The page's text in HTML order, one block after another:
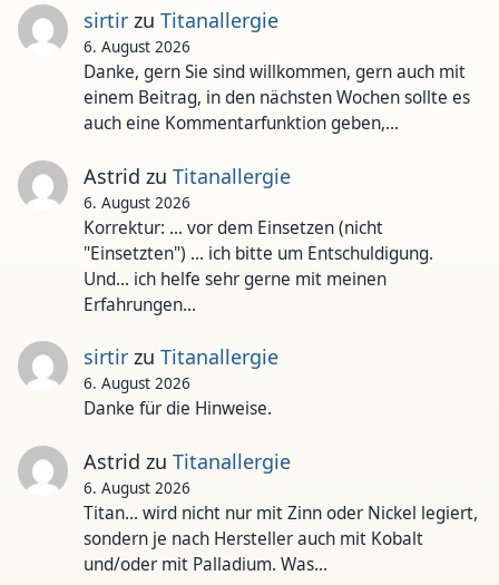
sirtirzu Titanallergie
6. August 2026
Danke, gern Sie sind willkommen, gern auch mit
einem Beitrag, in den nächsten Wochen sollte es
auch eine Kommentarfunktion geben,…
Astrid zu Titanallergie
6. August 2026
Korrektur: ... vor dem Einsetzen (nicht
"Einsetzten") ... ich bitte um Entschuldigung.
Und... ich helfe sehr gerne mit meinen
Erfahrungen…
sirtirzu Titanallergie
6. August 2026
Danke für die Hinweise.
Astrid zu Titanallergie
6. August 2026
Titan... wird nicht nur mit Zinn oder Nickel legiert,
sondern je nach Hersteller auch mit Kobalt
und/oder mit Palladium. Was…